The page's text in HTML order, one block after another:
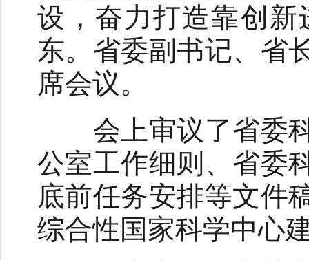
设，奋力打造靠创
东。省委副书记、省
席会议。
会上审议了省委科
公室工作细则、省委
底前任务安排等文件
综合性国家科学中心